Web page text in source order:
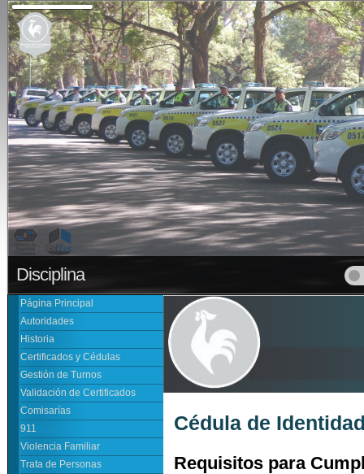
Disciplina
Página Principal
Autoridades
Historia
Certificados y Cédulas
Gestión de Turnos
Validación de Certificados
Comisarías
911
Violencia Familiar
Trata de Personas
Cédula de
Requisitos para